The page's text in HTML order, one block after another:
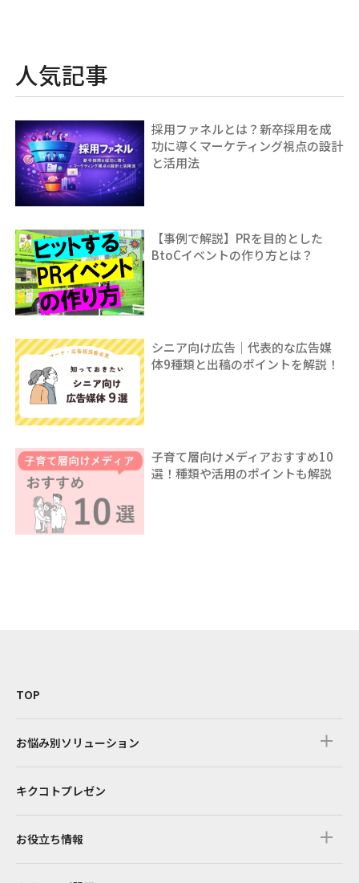
人気記事
採用ファネルとは？新卒採用を成
功に導くマーケティング視点の設計
と活用法
【事例で解説】PRを目的とした
BtoCイベントの作り方とは？
シニア向け広告｜代表的な広告媒
体9種類と出稿のポイントを解説！
子育て層向けメディアおすすめ10
選！種類や活用のポイントも解説
TOP
お悩み別ソリューション
キクコトプレゼン
お役立ち情報